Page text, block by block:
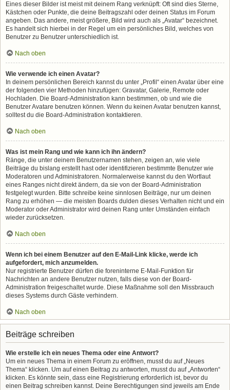
Eines dieser Bilder ist meist mit deinem Rang verknüpft: Oft sind dies Sterne,
Kästchen oder Punkte, die deine Beitragszahl oder deinen Status im Forum
angeben. Das andere, meist größere, Bild wird auch als „Avatar“ bezeichnet.
Es handelt sich hierbei in der Regel um ein persönliches Bild, welches von
Benutzer zu Benutzer unterschiedlich ist.
Nach oben
Wie verwende ich einen Avatar?
In deinem persönlichen Bereich kannst du unter „Profil“ einen Avatar über eine
der folgenden vier Methoden hinzufügen: Gravatar, Galerie, Remote oder
Hochladen. Die Board-Administration kann bestimmen, ob und wie die
Benutzer Avatare benutzen können. Wenn du keinen Avatar benutzen kannst,
solltest du die Board-Administration kontaktieren.
Nach oben
Was ist mein Rang und wie kann ich ihn ändern?
Ränge, die unter deinem Benutzernamen stehen, zeigen an, wie viele
Beiträge du bislang erstellt hast oder identifizieren bestimmte Benutzer wie
Moderatoren und Administratoren. Normalerweise kannst du den Wortlaut
eines Ranges nicht direkt ändern, da sie von der Board-Administration
festgelegt wurden. Bitte schreibe keine sinnlosen Beiträge, nur um deinen
Rang zu erhöhen — die meisten Boards dulden dieses Verhalten nicht und ein
Moderator oder Administrator wird deinen Rang unter Umständen einfach
wieder zurücksetzen.
Nach oben
Wenn ich bei einem Benutzer auf den E-Mail-Link klicke, werde ich
aufgefordert, mich anzumelden.
Nur registrierte Benutzer dürfen die foreninterne E-Mail-Funktion für
Nachrichten an andere Benutzer nutzen, falls diese von der Board-
Administration freigeschaltet wurde. Diese Maßnahme soll den Missbrauch
dieses Systems durch Gäste verhindern.
Nach oben
Beiträge schreiben
Wie erstelle ich ein neues Thema oder eine Antwort?
Um ein neues Thema in einem Forum zu eröffnen, musst du auf „Neues
Thema“ klicken. Um auf einen Beitrag zu antworten, musst du auf „Antworten“
klicken. Es könnte sein, dass eine Registrierung erforderlich ist, bevor du
einen Beitrag schreiben kannst. Deine Berechtigungen sind jeweils am Ende